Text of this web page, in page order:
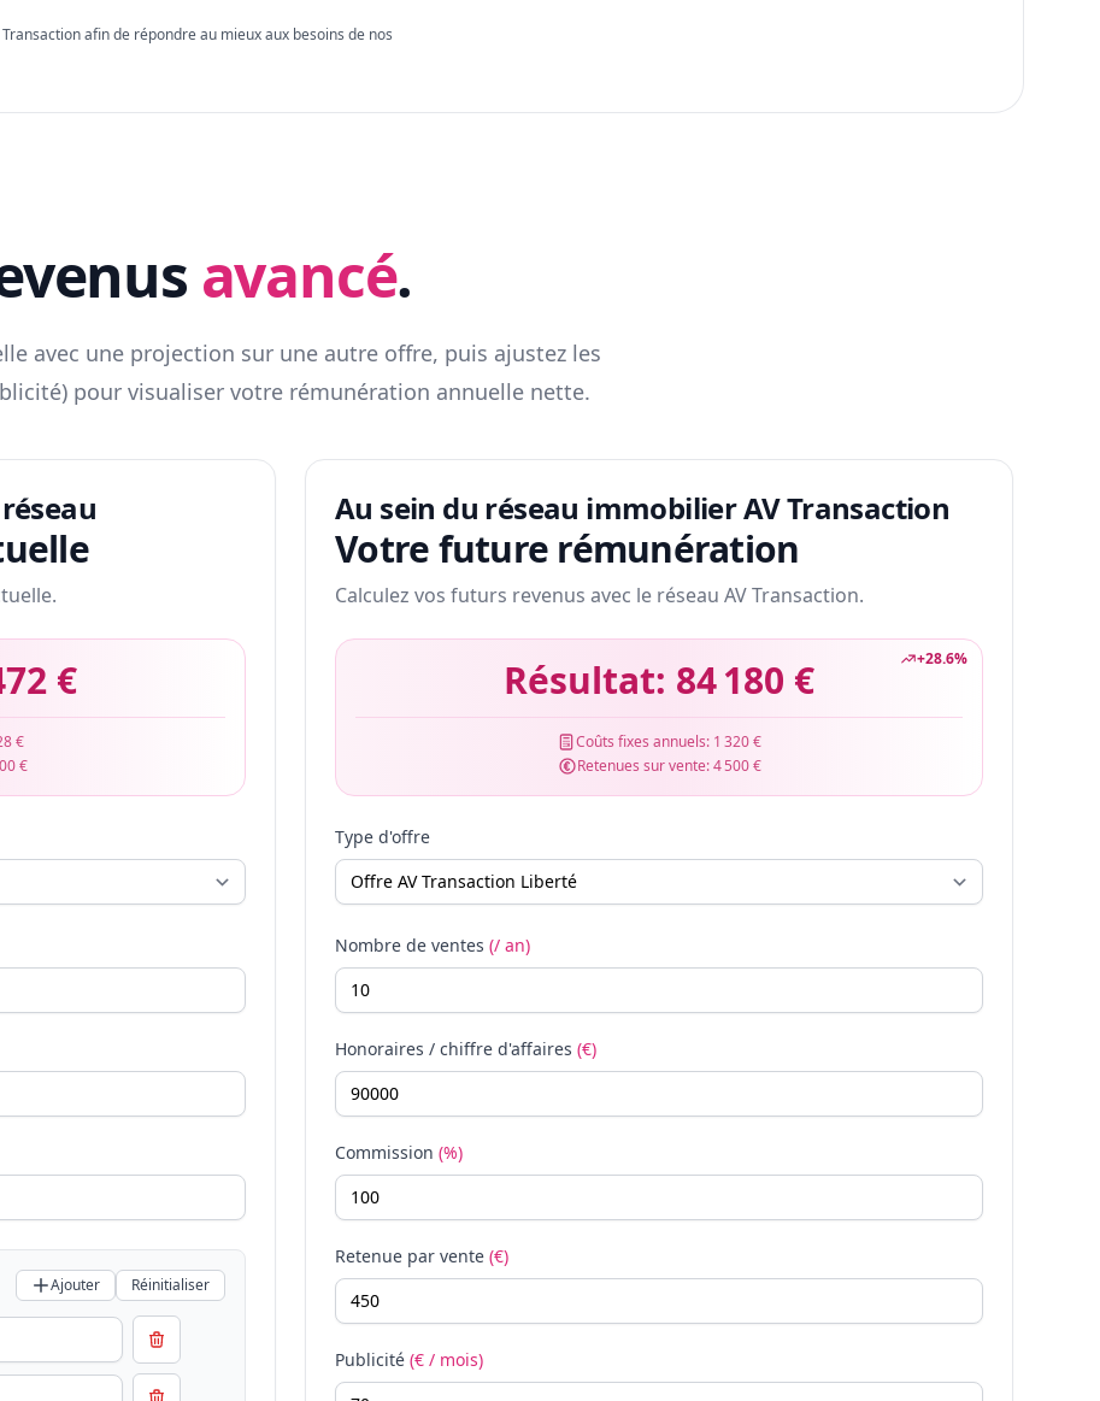
afin de répondre au mieux aux besoins de nos
avancé.
avec une projection sur une autre offre, puis ajustez les
pour visualiser votre rémunération annuelle nette.
€
€
€
Ajouter Réinitialiser
Au sein du réseau immobilier AV Transaction
Votre future rémunération
Calculez vos futurs revenus avec le réseau AV Transaction.
+28.6%
Résultat: 84 180 €
Coûts fixes annuels: 1 320 €
Retenues sur vente:4 500 €
Type d'offre
Nombre de ventes (/ an)
Honoraires / chiffre d'affaires (€)
Commission (%)
Retenue par vente (€)
Publicité (€ / mois)